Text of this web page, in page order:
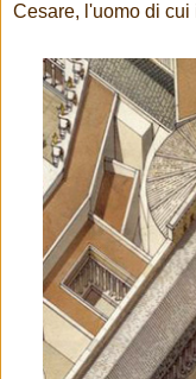
Cesare, l'uomo di